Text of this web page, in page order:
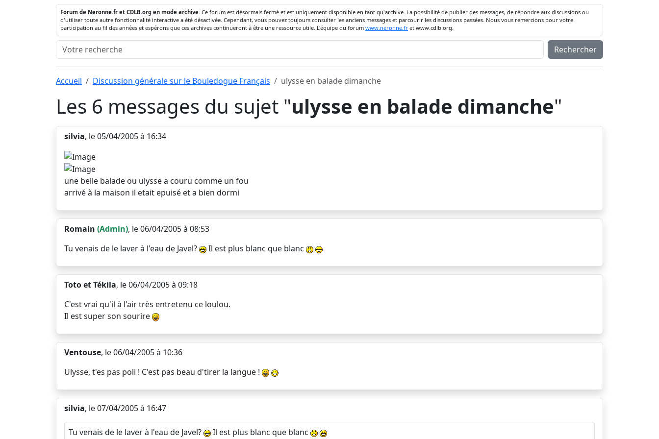
Forum de Neronne.fr et CDLB.org en mode archive. Ce forum est désormais fermé et est uniquement disponible en tant qu'archive. La possibilité de publier des messages, de répondre aux discussions ou
d'utiliser toute autre fonctionnalité interactive a été désactivée. Cependant, vous pouvez toujours consulter les anciens messages et parcourir les discussions passées. Nous vous remercions pour votre
participation au fil des années et espérons que ces archives continueront à être une ressource utile. L'équipe du forum www.neronne.fr et www.cdlb.org.
Rechercher
Accueil Discussion générale sur le Bouledogue Français ulysse en balade dimanche
Les 6 messages du sujet "ulysse en balade dimanche"
silvia, le 05/04/2005 à 16:34
une belle balade ou ulysse a couru comme un fou
arrivé à la maison il etait epuisé et a bien dormi
Romain (Admin), le 06/04/2005 à 08:53
Tu venais de le laver à l'eau de Javel?
Il est plus blanc que blanc
Toto et Tékila, le 06/04/2005 à 09:18
C'est vrai qu'il à l'air très entretenu ce loulou.
Il est super son sourire
Ventouse, le 06/04/2005 à 10:36
Ulysse, t'es pas poli ! C'est pas beau d'tirer la langue !
silvia, le 07/04/2005 à 16:47
Tu venais de le laver à l'eau de Javel? Il est plus blanc que blanc